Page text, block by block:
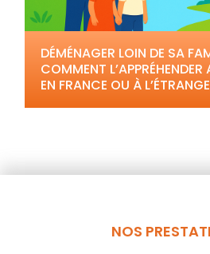
DÉMÉNAGER LOIN DE SA
COMMENT L’APPRÉHENDER
EN FRANCE OU À
NOS